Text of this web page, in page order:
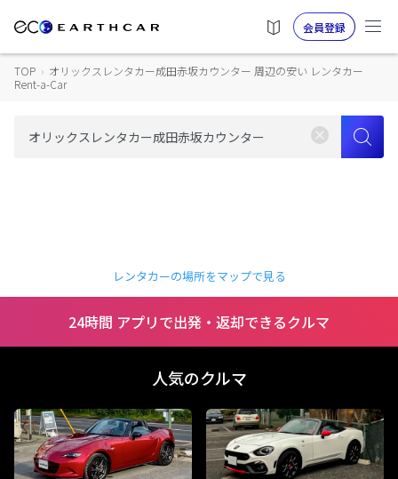
会員登録
TOP › オリックスレンタカー成田赤坂カウンター 周辺の安い レンタカー
Rent-a-Car
レンタカーの場所をマップで見る
24時間 アプリで出発・返却できるクルマ
人気のクルマ